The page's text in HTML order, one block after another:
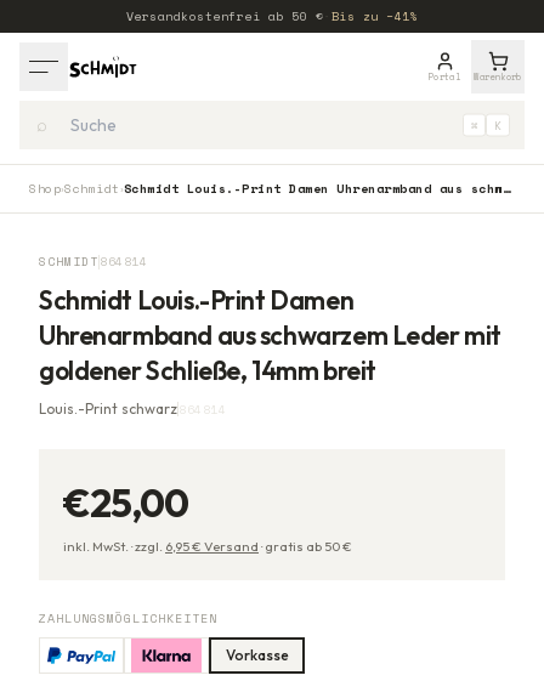
Versandkostenfrei ab 50 € Bis zu −41%
Portal Warenkorb
⌕ ⌘ K
Shop›Schmidt › Schmidt Louis.-Print Damen Uhrenarmband aus schwarzem Leder mit goldener Schließe, 14mm breit
SCHMIDT 864814
Schmidt Louis.-Print Damen
Uhrenarmband aus schwarzem Leder mit
goldener Schließe, 14mm breit
Louis.-Print schwarz864814
€25,00
inkl. MwSt. ·zzgl. 6,95€ Versand ·gratis ab 50€
ZAHLUNGSMÖGLICHKEITEN
Vorkasse